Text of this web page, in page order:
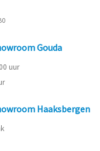
Gouda
uur
Haaksbergen